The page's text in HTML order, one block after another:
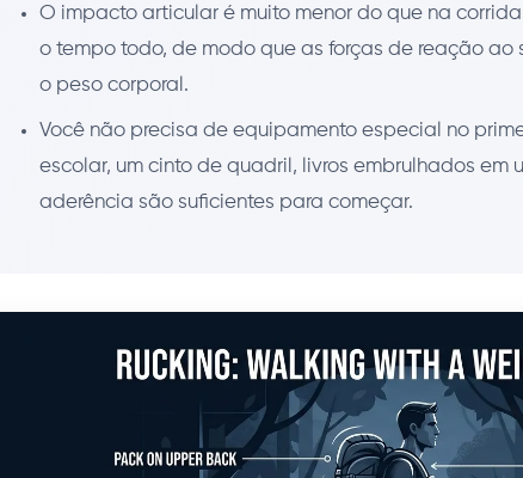
O impacto articular é muito menor do que na
o tempo todo, de modo que as forças de reação ao
o peso corporal.
Você não precisa de equipamento especial no
escolar, um cinto de quadril, livros embrulhados em
aderência são suficientes para começar.